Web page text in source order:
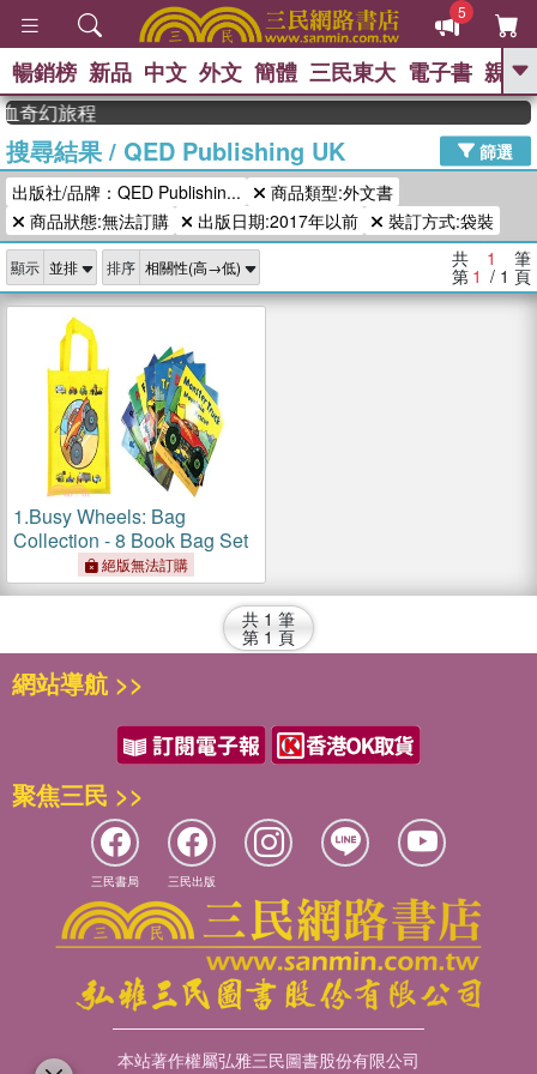
5
GO
熱搜： 東野圭吾 高希均教授回憶錄
、 The Odyssey 、 父親節 、 花開錦
繡
、 暑期推薦 、 方念華
李登輝時代 、 數學女孩：黎曼猜想
、 偉大的迷走神經 、 如果歷史是一
群喵
暢銷榜 新品 中文 外文 簡體 三民東大 電子書 親子
奇幻旅程
搜尋結果/ QED Publishing UK
篩選
出版社/品牌：QED Publishin...
商品類型:外文書
商品狀態:無法訂購
出版日期:2017年以前 裝訂方式:袋裝
顯示 排序 共 1 筆
第 1 / 1 頁
1.Busy Wheels: Bag
Collection - 8 Book Bag Set
絕版無法訂購
共 1 筆
第 1 頁
網站導航 >>
聚焦三民 >>
三民書局 三民出版
本站著作權屬弘雅三民圖書股份有限公司